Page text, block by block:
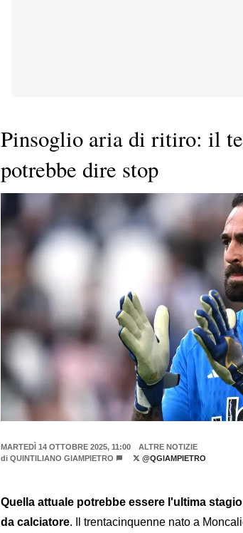
Pinsoglio aria di ritiro: il
potrebbe dire stop
MARTEDÌ 14 OTTOBRE 2025, 11:00
ALTRE NOTIZIE
di QUINTILIANO GIAMPIETRO @QGIAMPIETRO
Quella attuale potrebbe essere l'ultima
da calciatore. Il trentacinquenne nato a